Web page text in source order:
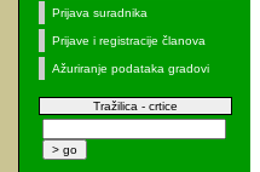
Prijava suradnika
Prijave i registracije članova
Ažuriranje podataka gradovi
Tražilica - crtice